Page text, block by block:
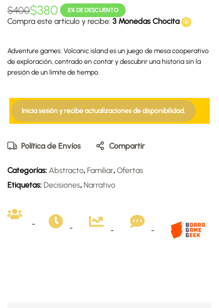
$400$380 5% DE DESCUENTO
Compra este artículo y recibe: 3 Monedas Chocita
Adventure games: Volcanic island es un juego de mesa cooperativo
de exploración, centrado en contar y descubrir una historia sin la
presión de un límite de tiempo.
Inicia sesión y recibe actualizaciones de disponibilidad.
Política de Envíos Compartir
Categorías: Abstracto, Familiar, Ofertas
Etiquetas: Decisiones, Narrativo
- - - -